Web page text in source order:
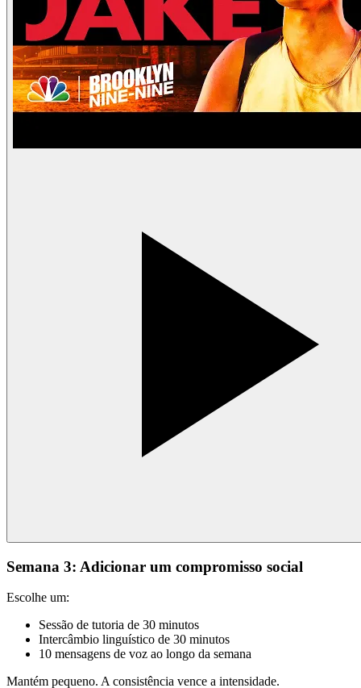
Semana 3: Adicionar um compromisso social
Escolhe um:
Sessão de tutoria de 30 minutos
Intercâmbio linguístico de 30 minutos
10 mensagens de voz ao longo da semana
Mantém pequeno. A consistência vence a intensidade.